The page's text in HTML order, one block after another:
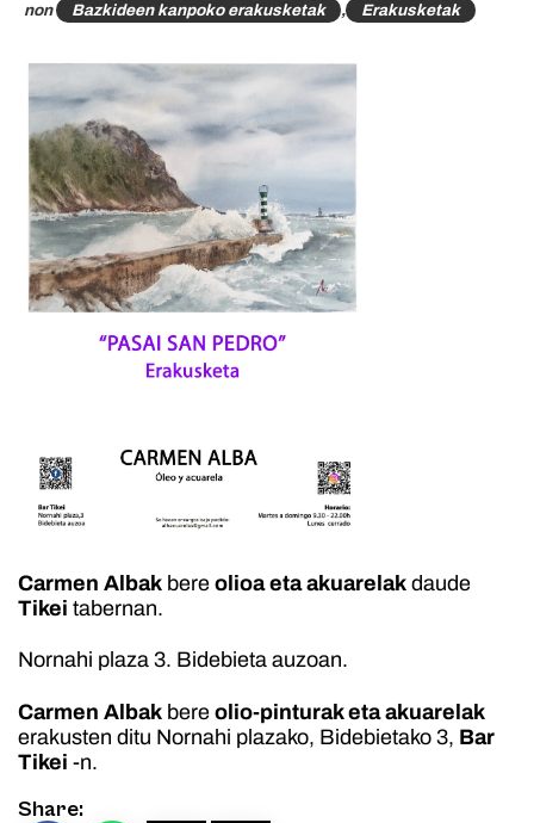
non
Bazkideen kanpoko erakusketak , Erakusketak
Carmen Albak bere olioa eta akuarelak daude
Tikei tabernan.
Nornahi plaza 3. Bidebieta auzoan.
Carmen Albak bere olio-pinturak eta akuarelak
erakusten ditu Nornahi plazako, Bidebietako 3, Bar
Tikei -n.
Share: